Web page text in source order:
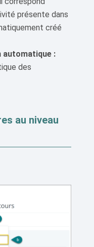
présente dans
créé
automatique :
des
au niveau